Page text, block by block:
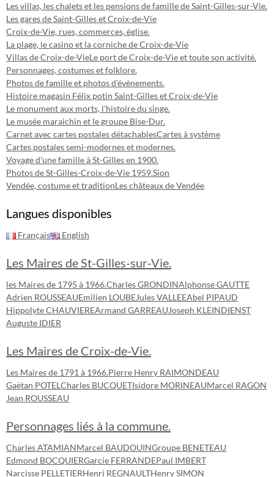
Les villas, les chalets et les pensions de famille de Saint-Gilles-sur-Vie.
Les gares de Saint-Gilles et Croix-de-Vie
Croix-de-Vie, rues, commerces, église.
La plage, le casino et la corniche de Croix-de-Vie
Villas de Croix-de-VieLe port de Croix-de-Vie et toute son activité.
Personnages, costumes et folklore.
Photos de famille et photos d'évènements.
Histoire magasin Félix potin Saint-Gilles et Croix-de-Vie
Le monument aux morts, l'histoire du singe.
Le musée maraichin et le groupe Bise-Dur.
Carnet avec cartes postales détachablesCartes à système
Cartes postales semi-modernes et modernes.
Voyage d'une famille à St-Gilles en 1900.
Photos de St-Gilles-Croix-de-Vie 1959.Sion
Vendée, costume et traditionLes châteaux de Vendée
Langues disponibles
Français English
Les Maires de St-Gilles-sur-Vie.
les Maires de 1795 à 1966.Charles GRONDINAlphonse GAUTTE
Adrien ROUSSEAUEmilien LOUBEJules VALLEEAbel PIPAUD
Hippolyte CHAUVIEREArmand GARREAUJoseph KLEINDIENST
Auguste IDIER
Les Maires de Croix-de-Vie.
Les Maires de 1791 à 1966.Pierre Henry RAIMONDEAU
Gaëtan POTEL Charles BUCQUETIsidore MORINEAUMarcel RAGON
Jean ROUSSEAU
Personnages liés à la commune.
Charles ATAMIANMarcel BAUDOUINGroupe BENETEAU
Edmond BOCQUIERGarcie FERRANDEPaul IMBERT
Narcisse PELLETIERHenri REGNAULTHenry SIMON